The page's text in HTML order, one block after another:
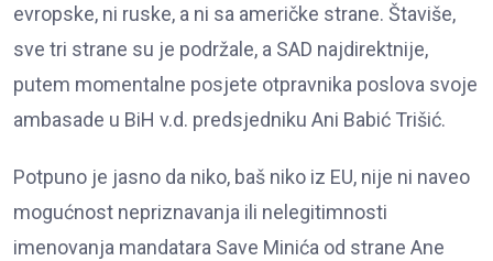
evropske, ni ruske, a ni sa američke strane. Štaviše,
sve tri strane su je podržale, a SAD najdirektnije,
putem momentalne posjete otpravnika poslova svoje
ambasade u BiH v.d. predsjedniku Ani Babić Trišić.
Potpuno je jasno da niko, baš niko iz EU, nije ni naveo
mogućnost nepriznavanja ili nelegitimnosti
imenovanja mandatara Save Minića od strane Ane